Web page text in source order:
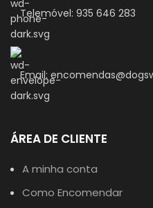
Telemóvel: 935 646 283
Email:
ÁREA DE CLIENTE
A minha conta
Como Encomendar